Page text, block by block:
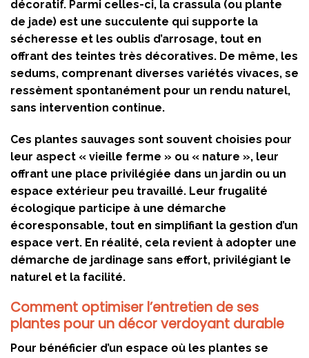
décoratif. Parmi celles-ci, la crassula (ou plante
de jade) est une succulente qui supporte la
sécheresse et les oublis d’arrosage, tout en
offrant des teintes très décoratives. De même, les
sedums, comprenant diverses variétés vivaces, se
ressèment spontanément pour un rendu naturel,
sans intervention continue.
Ces plantes sauvages sont souvent choisies pour
leur aspect « vieille ferme » ou « nature », leur
offrant une place privilégiée dans un jardin ou un
espace extérieur peu travaillé. Leur frugalité
écologique participe à une démarche
écoresponsable, tout en simplifiant la gestion d’un
espace vert. En réalité, cela revient à adopter une
démarche de jardinage sans effort, privilégiant le
naturel et la facilité.
Comment optimiser l’entretien de ses
plantes pour un décor verdoyant durable
Pour bénéficier d’un espace où les plantes se